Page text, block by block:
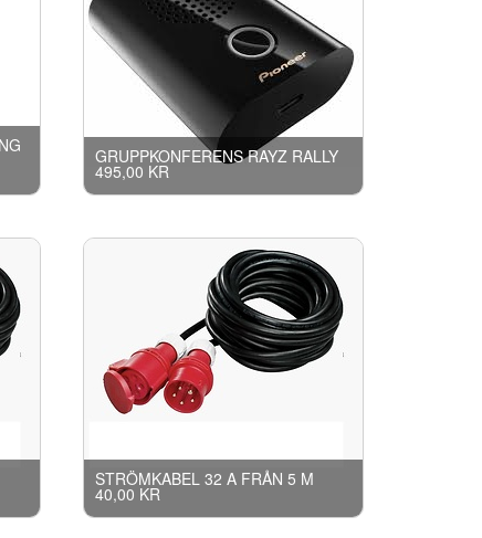
GRUPPKONFERENS RAYZ RALLY
495,00 KR
STRÖMKABEL 32 A FRÅN 5 M
40,00 KR